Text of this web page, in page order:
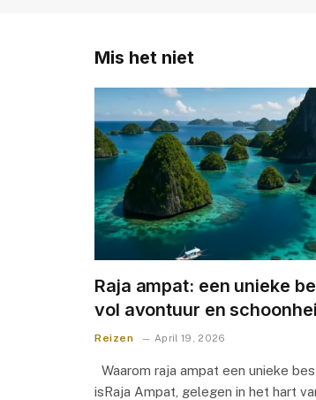
Mis het niet
Raja ampat: een unieke
vol avontuur en
Reizen April 19, 2026
Waarom raja ampat een unieke
isRaja Ampat, gelegen in het hart